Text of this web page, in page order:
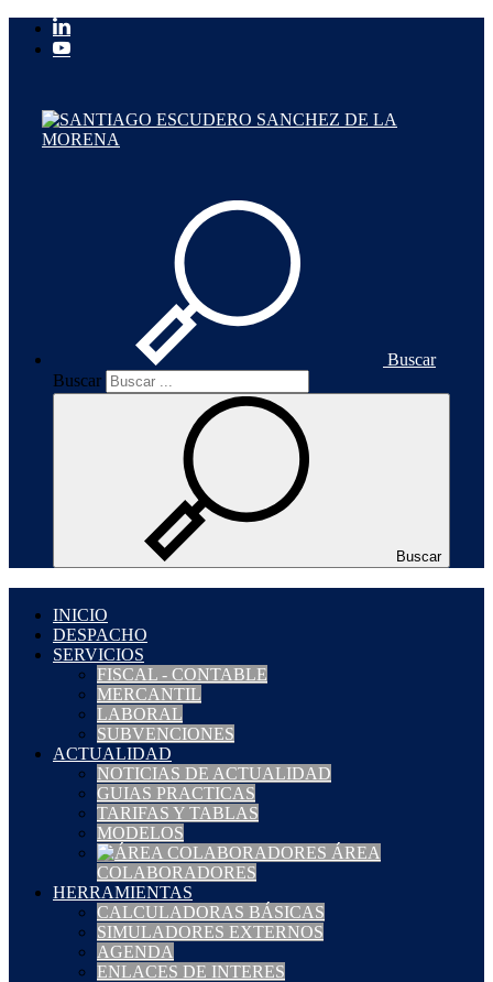
Buscar
Buscar
Buscar
INICIO
DESPACHO
SERVICIOS
FISCAL - CONTABLE
MERCANTIL
LABORAL
SUBVENCIONES
ACTUALIDAD
NOTICIAS DE ACTUALIDAD
GUIAS PRACTICAS
TARIFAS Y TABLAS
MODELOS
ÁREA
COLABORADORES
HERRAMIENTAS
CALCULADORAS BÁSICAS
SIMULADORES EXTERNOS
AGENDA
ENLACES DE INTERES